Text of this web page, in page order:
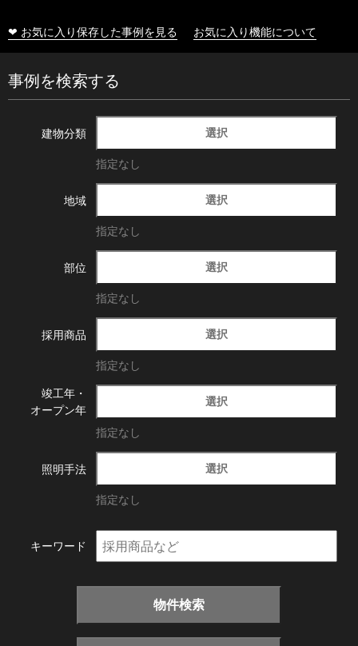
❤ お気に入り保存した事例を見る お気に入り機能について
事例を検索する
建物分類 選択
指定なし
地域 選択
指定なし
部位 選択
指定なし
採用商品 選択
指定なし
竣工年・
オープン年
選択
指定なし
照明手法 選択
指定なし
キーワード
物件検索